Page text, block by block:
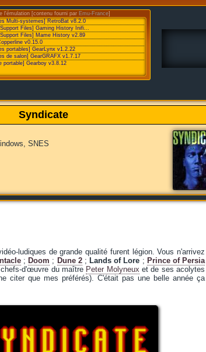
l'émulation [contenu fourni par Emu-France]
Multi-systemes] RetroBat v8.2.0
Files] Gaming History Inifi...
Files] Mame History v2.89
v0.15.0
portables] GearLynx v1.2.22
de salon] GearGRAFX v1.7.17
portable] Gearboy v3.8.12
Syndicate
SNES
ludiques de grande qualité furent légion. Vous n'arrivez
; Doom ; Dune 2; Lands of Lore ; Prince of Persia
d'œuvre du maître Peter Molyneux et de ses acolytes
citer que mes préférés). C'était pas une belle année ça